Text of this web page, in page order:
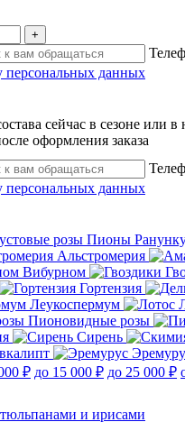
+
персональных данных
сейчас в сезоне или
оформления заказа
персональных данных
розы Пионы
Альстромерия
Вибурном
Гортензия
Леукоспермум
Пионовидные розы
Сирень
₽ до 15 000 ₽ до 25 000 ₽